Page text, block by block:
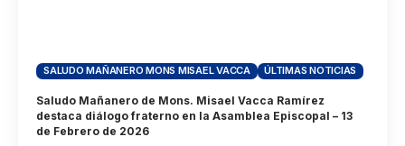
SALUDO MAÑANERO MONS MISAEL VACCA ÚLTIMAS NOTICIAS
Saludo Mañanero de Mons. Misael Vacca Ramírez
destaca diálogo fraterno en la Asamblea Episcopal – 13
de Febrero de 2026